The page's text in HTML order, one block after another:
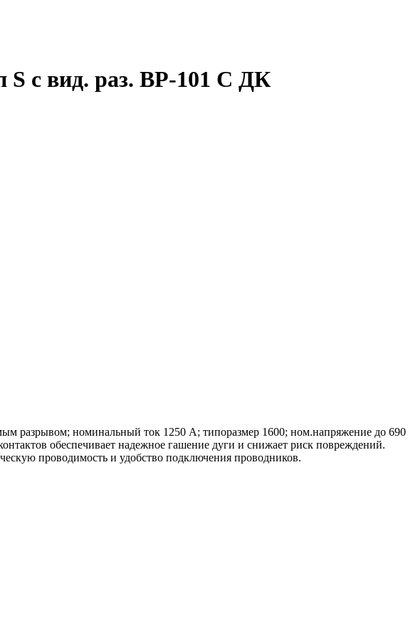
S с вид. раз. ВР-101 С ДК
разрывом; номинальный ток 1250 А; типоразмер 1600; ном.напряжение до 690
обеспечивает надежное гашение дуги и снижает риск повреждений.
проводимость и удобство подключения проводников.